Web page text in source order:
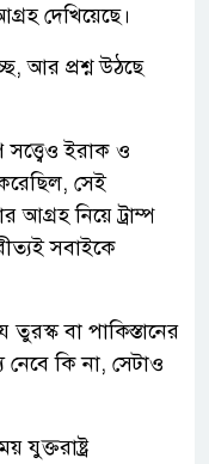
দেখিয়েছে।
আর প্রশ্ন উঠছে
সত্ত্বেও ইরাক ও
সেই
আগ্রহ নিয়ে ট্রাম্প
সবাইকে
বা পাকিস্তানের
নেবে কি না, সেটাও